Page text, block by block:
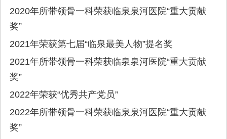
2020年所带领骨一科荣获临泉泉河医院“重大贡献
奖”
2021年荣获第七届“临泉最美人物”提名奖
2021年所带领骨一科荣获临泉泉河医院“重大贡献
奖”
2022年荣获“优秀共产党员”
2022年所带领骨一科荣获临泉泉河医院“重大贡献
奖”